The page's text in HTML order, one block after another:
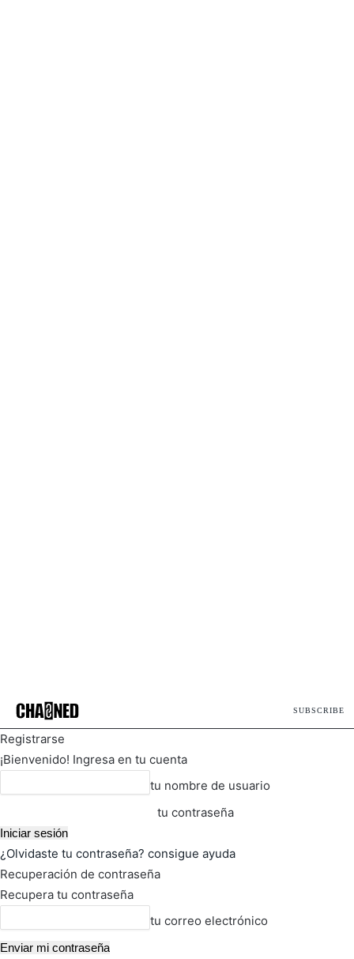
SUBSCRIBE
Registrarse
¡Bienvenido! Ingresa en tu cuenta
tu nombre de usuario
tu contraseña
¿Olvidaste tu contraseña? consigue ayuda
Recuperación de contraseña
Recupera tu contraseña
tu correo electrónico